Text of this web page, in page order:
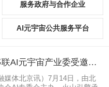
服务政府与合作企业
AI元宇宙公共服务平台
AI元宇宙产业委受邀参
广告协会AI专委会会议
媒体北京讯）7月14日，由北